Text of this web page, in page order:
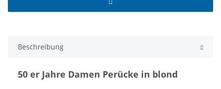
Beschreibung
50 er Jahre Damen Perücke in blond